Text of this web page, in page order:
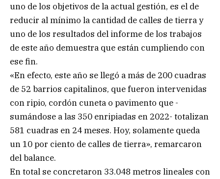
uno de los objetivos de la actual gestión, es el de
reducir al mínimo la cantidad de calles de tierra y
uno de los resultados del informe de los trabajos
de este año demuestra que están cumpliendo con
ese fin.
«En efecto, este año se llegó a más de 200 cuadras
de 52 barrios capitalinos, que fueron intervenidas
con ripio, cordón cuneta o pavimento que -
sumándose a las 350 enripiadas en 2022- totalizan
581 cuadras en 24 meses. Hoy, solamente queda
un 10 por ciento de calles de tierra», remarcaron
del balance.
En total se concretaron 33.048 metros lineales con